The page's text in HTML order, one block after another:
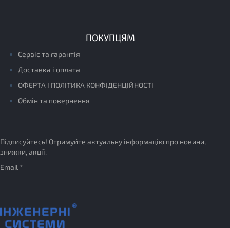
ПОКУПЦЯМ
Сервіс та гарантія
Доставка і оплата
ОФЕРТА І ПОЛІТИКА КОНФІДЕНЦІЙНОСТІ
Обмін та повернення
Підписуйтесь! Отримуйте актуальну інформацію про новини,
знижки, акції.
Email *